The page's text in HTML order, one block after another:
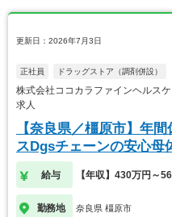
更新日：2026年7月3日
正社員 ドラッグストア（調剤併設）
株式会社ココカラファインヘルス
求人
【奈良県／橿原市】年
スDgsチェーンの安心母
給与 【年収】430万円～
勤務地 奈良県 橿原市